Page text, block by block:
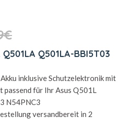
Q501LA-BBI5T03
inklusive Schutzelektronik mit
passend für Ihr Asus Q501L
N54PNC3
versandbereit in 2